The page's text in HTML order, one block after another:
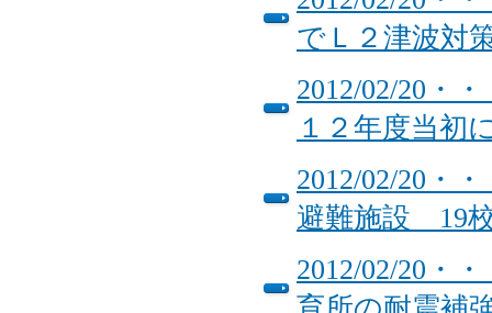
でＬ２津波対
2012/02/20・
１２年度当初
2012/02/20・
避難施設 19
2012/02/20・